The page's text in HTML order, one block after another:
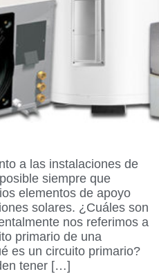
a las instalaciones de
siempre que
elementos de apoyo
solares. ¿Cuáles son
nos referimos a
primario de una
es un circuito primario?
tener […]